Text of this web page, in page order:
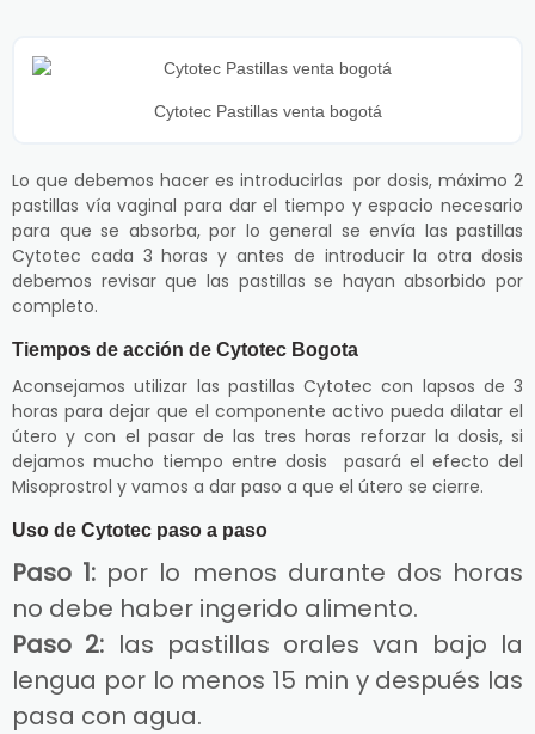
Cytotec Pastillas venta bogotá
Lo que debemos hacer es introducirlas por dosis, máximo 2
pastillas vía vaginal para dar el tiempo y espacio necesario
para que se absorba, por lo general se envía las pastillas
Cytotec cada 3 horas y antes de introducir la otra dosis
debemos revisar que las pastillas se hayan absorbido por
completo.
Tiempos de acción de Cytotec Bogota
Aconsejamos utilizar las pastillas Cytotec con lapsos de 3
horas para dejar que el componente activo pueda dilatar el
útero y con el pasar de las tres horas reforzar la dosis, si
dejamos mucho tiempo entre dosis pasará el efecto del
Misoprostrol y vamos a dar paso a que el útero se cierre.
Uso de Cytotec paso a paso
Paso 1: por lo menos durante dos horas
no debe haber ingerido alimento.
Paso 2: las pastillas orales van bajo la
lengua por lo menos 15 min y después las
pasa con agua.